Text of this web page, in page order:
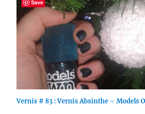
Vernis # 83 : Vernis Absinthe – Models
Save